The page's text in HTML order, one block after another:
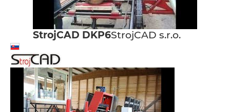
StrojCAD DKP6StrojCAD s.r.o.